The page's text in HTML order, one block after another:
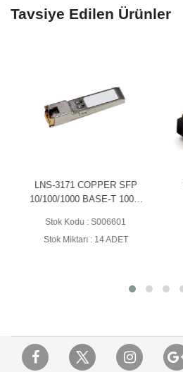
Tavsiye Edilen Ürünler
LNS-3171 COPPER SFP
10/100/1000 BASE-T 100M
Stok Kodu : S006601
Stok Miktarı : 14 ADET